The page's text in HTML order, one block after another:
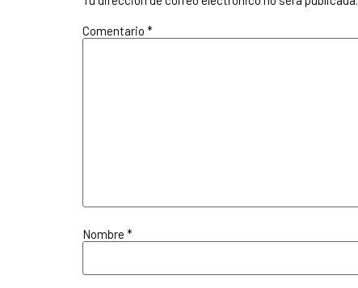
Comentario *
Nombre *